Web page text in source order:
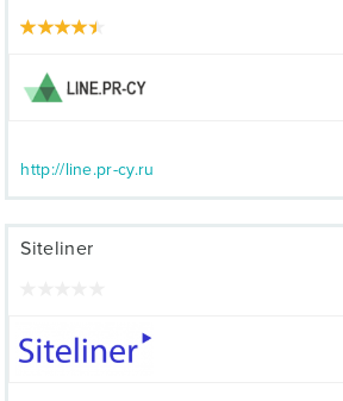
http://line.pr-cy.ru
Siteliner